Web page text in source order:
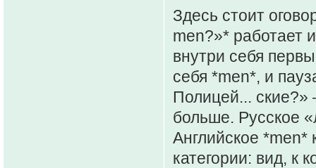
Здесь стоит
men?»* работает
внутри себя
себя *men*, и
Полицей... ские?»
больше. Русское
Английское *men*
категории: вид, к